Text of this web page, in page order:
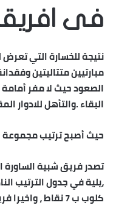
فى
نتيجة للخسارة التي
الصعود حيث لا مفر
البقاء .والتأهل للادوار
حيث أصبح ترتيب مجموعة
كلوب ب 7 نقاط ، واخيرا فريق سيمبا التنزاني ب 6 نقاط .